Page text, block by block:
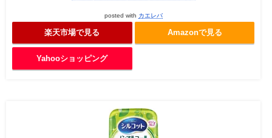
posted with カエレバ
楽天市場で見る Amazonで見る
Yahooショッピング